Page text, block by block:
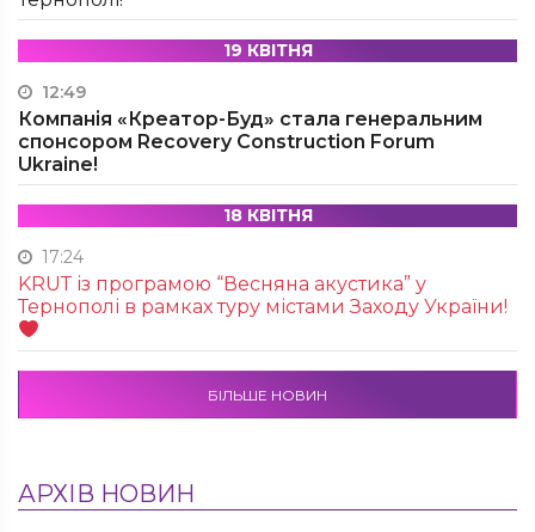
19 КВІТНЯ
12:49
Компанія «Креатор-Буд» стала генеральним
спонсором Recovery Construction Forum
Ukraine!
18 КВІТНЯ
17:24
KRUТ із програмою “Весняна акустика” у
Тернополі в рамках туру містами Заходу України!
БІЛЬШЕ НОВИН
АРХІВ НОВИН